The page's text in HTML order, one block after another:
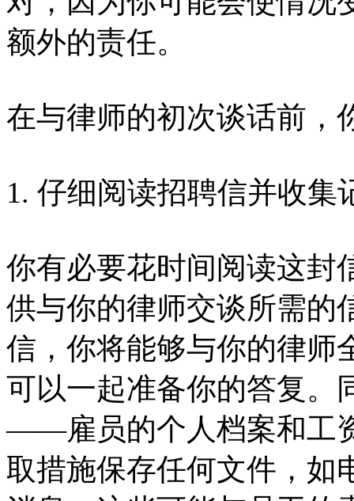
额外的责任。
在与律师的初次谈话前，
1. 仔细阅读招聘信并收集
你有必要花时间阅读这封
供与你的律师交谈所需的
信，你将能够与你的律师
可以一起准备你的答复。
——雇员的个人档案和工
取措施保存任何文件，如